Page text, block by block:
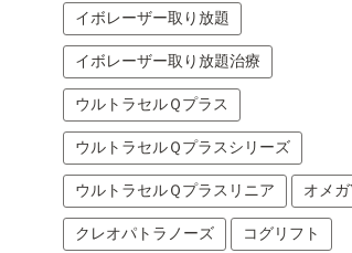
イボレーザー取り放題
イボレーザー取り放題治療
ウルトラセルＱプラス
ウルトラセルＱプラスシリーズ
ウルトラセルＱプラスリニア オメ
クレオパトラノーズ コグリフト